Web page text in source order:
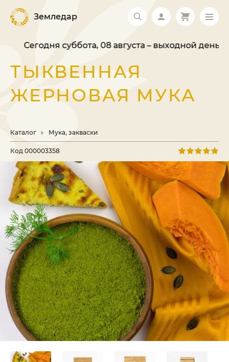
Земледар
Сегодня суббота, 08 августа – выходной день.
ТЫКВЕННАЯ
ЖЕРНОВАЯ МУКА
Каталог Мука, закваски
Код 000003358